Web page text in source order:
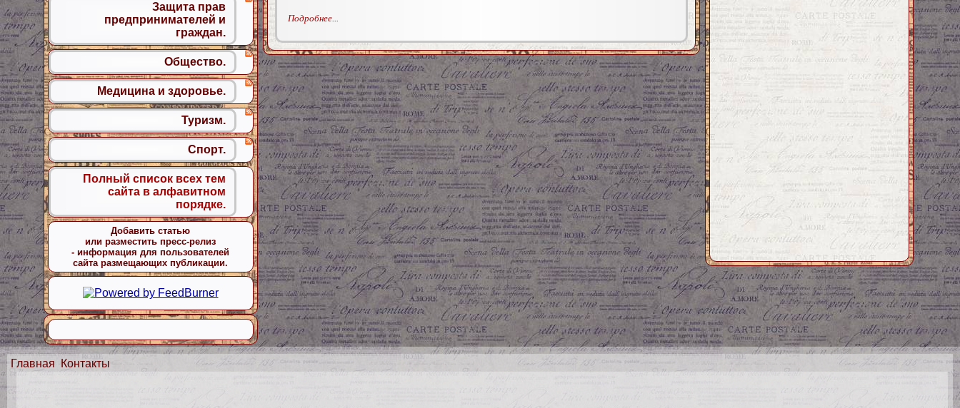
Подробнее...
Защита прав
предпринимателей и
граждан.
Общество.
Медицина и здоровье.
Туризм.
Спорт.
Полный список всех тем
сайта в алфавитном
порядке.
Добавить статью
или разместить пресс-релиз
- информация для пользователей
сайта размещающих публикации.
Главная Контакты